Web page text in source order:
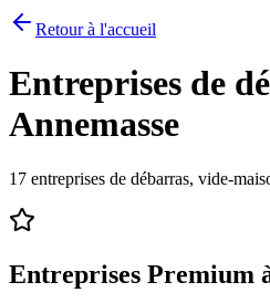
Retour à l'accueil
Entreprises de
Annemasse
17 entreprises de débarras, vide-
Entreprises Premium